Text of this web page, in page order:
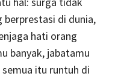
berprestasi di dunia,
hati orang
banyak, jabatamu
itu runtuh di